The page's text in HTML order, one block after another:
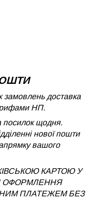
доставка
НП.
щодня.
нової пошти
вашого
КАРТОЮ У
ОФОРМЛЕННЯ
ПЛАТЕЖЕМ БЕЗ